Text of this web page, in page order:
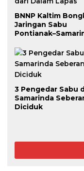
BNNP Kaltim
Jaringan Sabu
dari Dalam Lapas
3 Pengedar Sabu
Samarinda
Diciduk